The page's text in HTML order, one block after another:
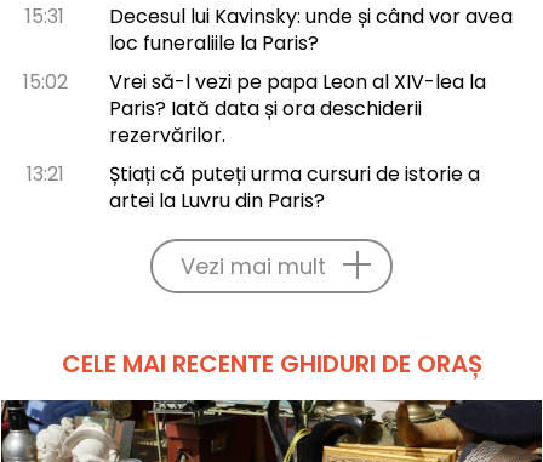
15:31
Decesul lui Kavinsky: unde și când vor avea
loc funeraliile la Paris?
15:02
Vrei să-l vezi pe papa Leon al XIV-lea la
Paris? Iată data și ora deschiderii
rezervărilor.
13:21
Știați că puteți urma cursuri de istorie a
artei la Luvru din Paris?
Vezi mai mult
CELE MAI RECENTE GHIDURI DE ORAȘ